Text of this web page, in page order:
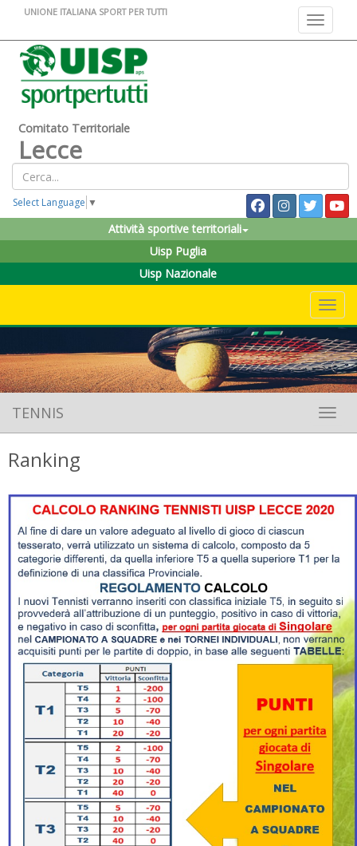
Toggle
UNIONE ITALIANA SPORT PER TUTTI
Comitato Territoriale
Lecce
Select Language ▼
Attività sportive territoriali
Uisp Puglia
Uisp Nazionale
TENNIS
Ranking